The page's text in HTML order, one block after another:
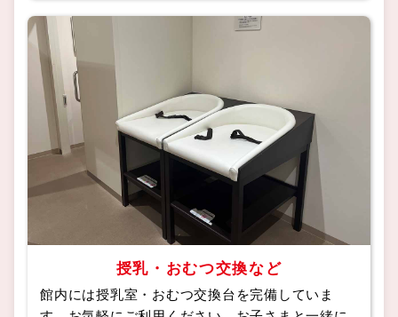
授乳・おむつ交換など
館内には授乳室・おむつ交換台を完備していま